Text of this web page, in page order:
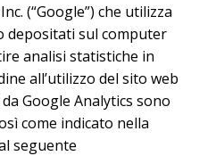
(“Google”) che utilizza
depositati sul computer
analisi statistiche in
all’utilizzo del sito web
Google Analytics sono
come indicato nella
seguente